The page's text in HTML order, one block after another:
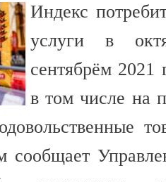
Индекс
услуги в
сентябрём 2021
в том числе на
сообщает